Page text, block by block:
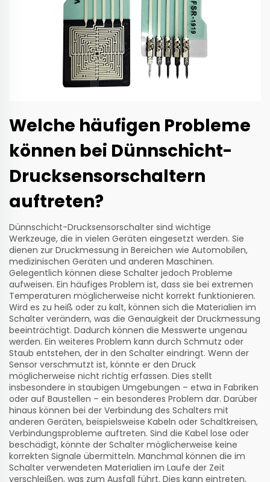
Welche häufigen Probleme
können bei Dünnschicht-
Drucksensorschaltern
auftreten?
Dünnschicht-Drucksensorschalter sind wichtige
Werkzeuge, die in vielen Geräten eingesetzt werden. Sie
dienen zur Druckmessung in Bereichen wie Automobilen,
medizinischen Geräten und anderen Maschinen.
Gelegentlich können diese Schalter jedoch Probleme
aufweisen. Ein häufiges Problem ist, dass sie bei extremen
Temperaturen möglicherweise nicht korrekt funktionieren.
Wird es zu heiß oder zu kalt, können sich die Materialien im
Schalter verändern, was die Genauigkeit der Druckmessung
beeinträchtigt. Dadurch können die Messwerte ungenau
werden. Ein weiteres Problem kann durch Schmutz oder
Staub entstehen, der in den Schalter eindringt. Wenn der
Sensor verschmutzt ist, könnte er den Druck
möglicherweise nicht richtig erfassen. Dies stellt
insbesondere in staubigen Umgebungen – etwa in Fabriken
oder auf Baustellen – ein besonderes Problem dar. Darüber
hinaus können bei der Verbindung des Schalters mit
anderen Geräten, beispielsweise Kabeln oder Schaltkreisen,
Verbindungsprobleme auftreten. Sind die Kabel lose oder
beschädigt, könnte der Schalter möglicherweise keine
korrekten Signale übermitteln. Manchmal können die im
Schalter verwendeten Materialien im Laufe der Zeit
verschleißen, was zum Ausfall führt. Dies kann eintreten,